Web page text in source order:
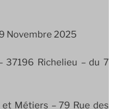
9 Novembre 2025
37196 Richelieu – du 7
Métiers – 79 Rue des